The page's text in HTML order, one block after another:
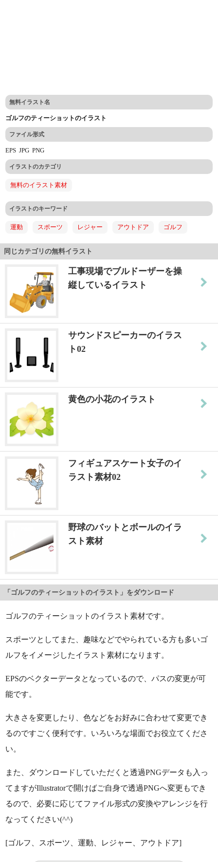
無料イラスト名
ゴルフのティーショットのイラスト
ファイル形式
EPSJPGPNG
イラストのカテゴリ
無料のイラスト素材
イラストのキーワード
運動 スポーツ レジャー アウトドア ゴルフ
同じカテゴリの無料イラスト
工事現場でブルドーザーを操
縦しているイラスト
サウンドスピーカーのイラス
ト02
黄色の小花のイラスト
フィギュアスケート女子のイ
ラスト素材02
野球のバットとボールのイラ
スト素材
「ゴルフのティーショットのイラスト」をダウンロード
ゴルフのティーショットのイラスト素材です。
スポーツとしてまた、趣味などでやられている方も多いゴ
ルフをイメージしたイラスト素材になります。
EPSのベクターデータとなっているので、パスの変更が可
能です。
大きさを変更したり、色などをお好みに合わせて変更でき
るのですごく便利です。いろいろな場面でお役立てくださ
い。
また、ダウンロードしていただくと透過PNGデータも入っ
てますがIllustratorで開けばご自身で透過PNGへ変更もでき
るので、必要に応じてファイル形式の変換やアレンジを行
なってください(^^)
[ゴルフ、スポーツ、運動、レジャー、アウトドア]